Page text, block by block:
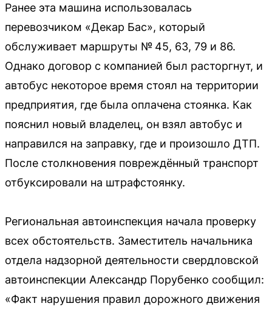
Ранее эта машина использовалась
перевозчиком «Декар Бас», который
обслуживает маршруты № 45, 63, 79 и 86.
Однако договор с компанией был расторгнут, и
автобус некоторое время стоял на территории
предприятия, где была оплачена стоянка. Как
пояснил новый владелец, он взял автобус и
направился на заправку, где и произошло ДТП.
После столкновения повреждённый транспорт
отбуксировали на штрафстоянку.
Региональная автоинспекция начала проверку
всех обстоятельств. Заместитель начальника
отдела надзорной деятельности свердловской
автоинспекции Александр Порубенко сообщил:
«Факт нарушения правил дорожного движения